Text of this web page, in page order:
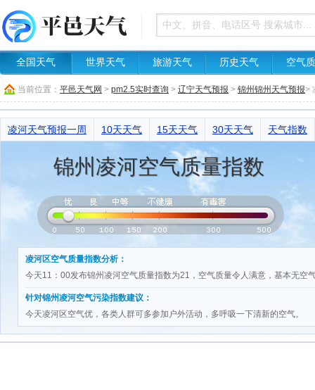
全国天气 世界天气 旅游天气 历史天气 空气
当前位置： 平邑天气网 > pm2.5实时查询 > 辽宁天气预报 > 锦州锦州天气预报>
凌河天气预报一周 10天天气 15天天气 30天天气 天气指数
锦州凌河空气质量指数
凌河区空气质量指数分析：
今天11：00发布锦州凌河空气质量指数为21，空气质量令人满意，基本无空
针对锦州凌河空气污染指数建议：
今天凌河区空气优，各类人群可多参加户外活动，多呼吸一下清新的空气。